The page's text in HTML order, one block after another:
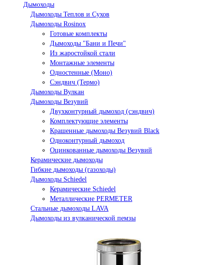
Дымоходы
Дымоходы Теплов и Сухов
Дымоходы Rosinox
Готовые комплекты
Дымоходы "Бани и Печи"
Из жаростойкой стали
Монтажные элементы
Одностенные (Моно)
Сэндвич (Термо)
Дымоходы Вулкан
Дымоходы Везувий
Двухконтурный дымоход (сэндвич)
Комплектующие элементы
Крашенные дымоходы Везувий Black
Одноконтурный дымоход
Оцинкованные дымоходы Везувий
Керамические дымоходы
Гибкие дымоходы (газоходы)
Дымоходы Schiedel
Керамические Schiedel
Металлические PERMETER
Стальные дымоходы LAVA
Дымоходы из вулканической пемзы